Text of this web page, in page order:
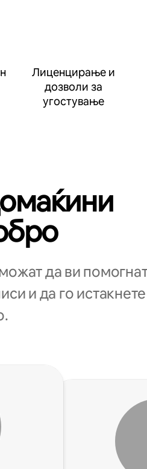
Лиценцирање и
дозволи за
угостување
да ви
и да го истакнете